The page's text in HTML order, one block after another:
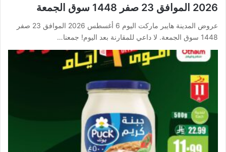
2026 الموافق 23 صفر 1448 سوق الجمعة
عروض المدينة هايبر ماركت اليوم 6 أغسطس 2026 الموافق 23 صفر
1448 سوق الجمعة. لا داعي للمقارنة بعد اليوم! جمعنا…